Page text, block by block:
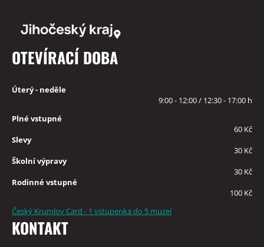
OTEVÍRACÍ DOBA
Úterý - neděle
9:00 - 12:00 / 12:30 - 17:00 h
Plné vstupné
60 Kč
Slevy
30 Kč
Školní výpravy
30 Kč
Rodinné vstupné
100 Kč
Český Krumlov Card - 1 vstupenka do 5 muzeí
KONTAKT